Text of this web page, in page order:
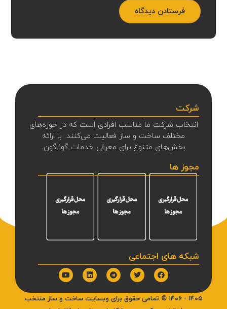
فرستادن دیدگاه
۱۴۰۵ - ۱۴۰۶ ©
تمامی حقوق برای وبسایت ساخت و ساز منتخب
شرکت
انتخاب شرکت ما مناسب افرادی است که در حوزه‌های
مختلف ساخت و ساز فعالیت می‌کنند. با ارائه
بخش‌های متنوع برای معرفی خدمات گوناگون.
مجوز ها
شبکه های اجتماعی